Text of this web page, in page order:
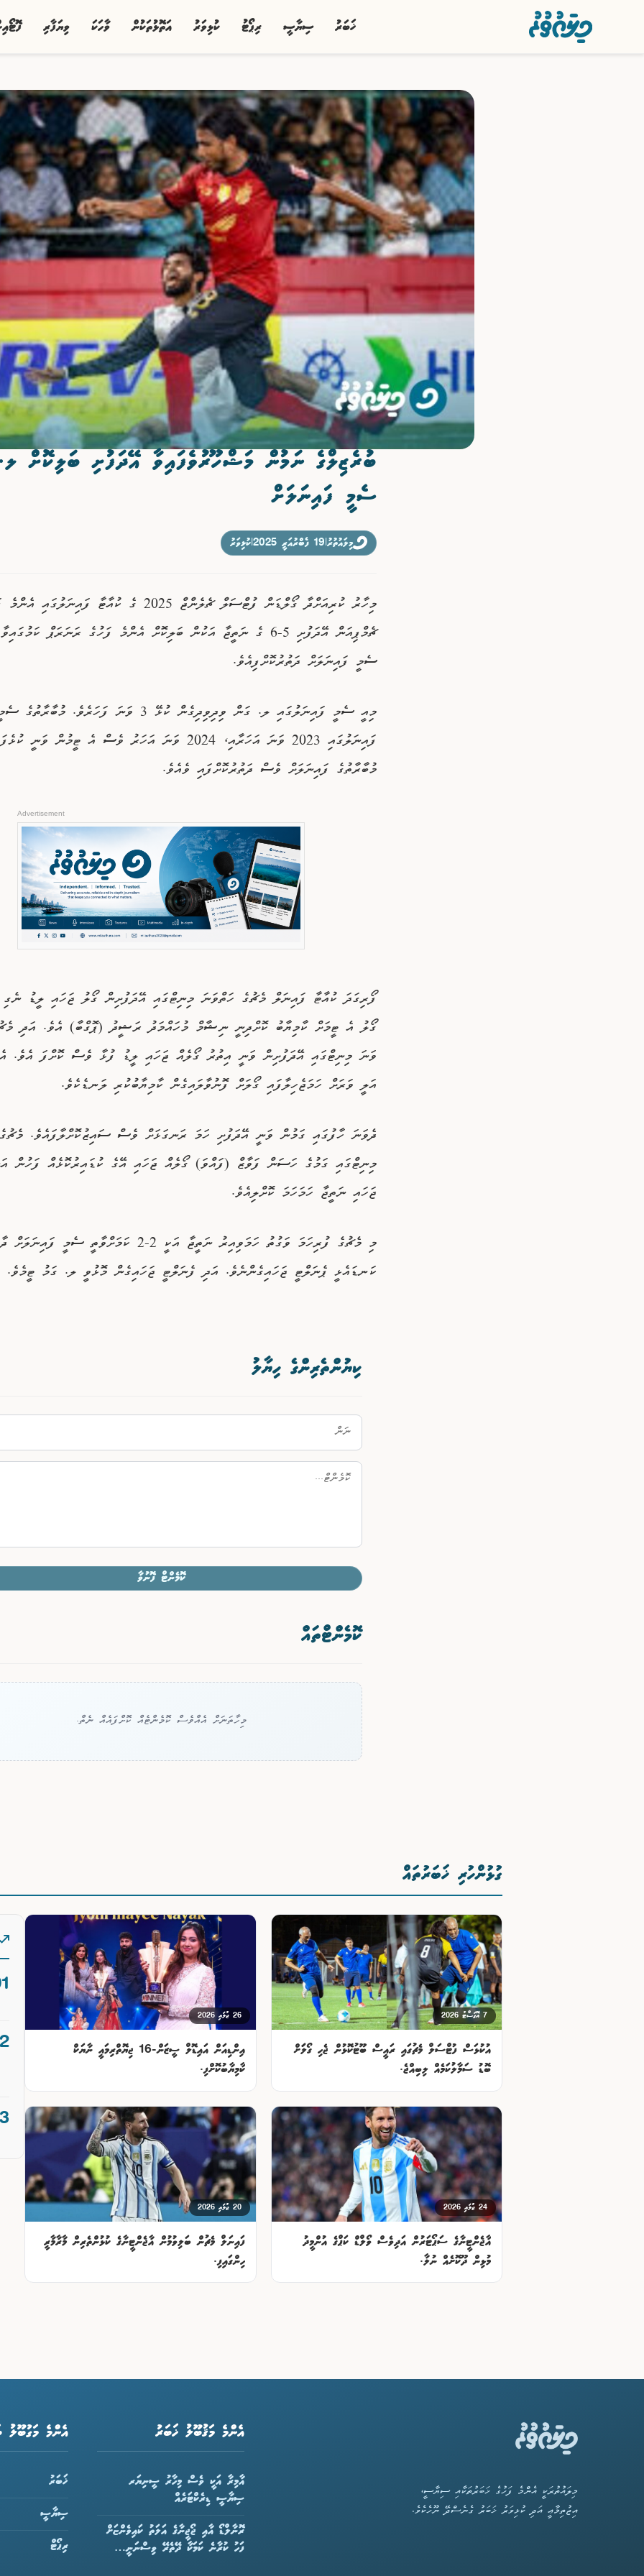
ޚަބަރު ސިޔާސީ ރިޕޯޓު ކުޅިވަރު އަތޮޅުތަކުން ވާހަކަ ވިޔަފާރި
ބުރެޒިލްގެ ނަމުން މަޝްހޫރުވެފައިވާ އޭދަފުށި ބަލިކޮށް
ސެމީ ފައިނަލަށް
މިލައުތުރު 19 ފެބްރުއަރީ 2025 ކުޅިވަރު
މިހާރު ކުރިއަށްދާ ގޯލްޑަން ފުޓްސަލް ޗެލެންޖް 2025 ގެ ކުއާޓާ
ޗެމްޕިއަން އޭދަފުށި 5-6 ގެ ނަތީޖާ އަކުން ބަލިކޮށް އެންމެ ފަހުގެ ރަނަރަޕް
ސެމީ ފައިނަލަށް ދަތުރުކޮށްފިއެވެ.
މިއީ ސެމީ ފައިނަލުގައި ލ. ގަން ވިދިވިދިގެން ކުޅޭ 3 ވަނަ ފަހަރެވެ. މުބާރާތުގެ
ފައިނަލުގައި 2023 ވަނަ އަހަރާއި، 2024 ވަނަ އަހަރު ވެސް އެ ޓީމުން
މުބާރާތުގެ ފައިނަލަށް ވެސް ދަތުރުކޮށްފައި ވެއެވެ.
Advertisement
ފޯރިގަދަ ކުއާޓާ ފައިނަލް މެޗުގެ ހަތްވަނަ މިނިޓްގައި އޭދަފުށިން ގޯލު ޖަހައި ލީޑު
ވަނަ މިނިޓްގައި އޭދަފުށިން ވަނީ އިތުރު ގޯލެއް ޖަހައި ލީޑު ފުޅާ ވެސް ކޮށްފަ އެވެ.
އަލީ ވަރަށް ހަމަޖެހިލާފައި ގޯލަށް ފޮނުވާލައިގެން ކާމިޔާބުކުރި ލަނޑެކެވެ.
މިނިޓްގައި ގަމުގެ ހަސަން ފަވާޒް (ފައްވަ) ގޯލެއް ޖަހައި އޭގެ ކުޑައިރުކޮޅެއް ފަހުން
ޖަހައި ނަތީޖާ ހަމަހަމަ ކޮށްލިއެވެ.
މި މެޗުގެ ފުރިހަމަ ވަގުތު ހަމަވިއިރު ނަތީޖާ އަކީ 2-2 ކަމަށްވާތީ ސެމީ
ކަނޑައެޅީ ޕެނަލްޓީ ޖަހައިގެންނެވެ. އަދި ފެނަލްޓީ ޖަހައިގެން މޮޅުވީ ލ. ގަމު ޓީމެވެ.
ކިޔުންތެރިންގެ ހިޔާލު
ކޮމެންޓް ފޮނުވާ
ކޮމެންޓްތައް
މިހާތަނަށް އެއްވެސް ކޮމެންޓެއް ކޮށްފައެއް ނެތް.
ގުޅުންހުރި ޚަބަރުތައް
7 އޮގަސްޓު 2026
އުކުޅަސް ފުޓްސަލް މެޗުގައި ރައީސް ބޫޓުކޮޅުން ޖެހި ގޯލަަށް
ބޮޑު ސަމާލުކަމެއް ލިބިއްޖެ.
26 ޖުލައި 2026
އިންޑިއަން އައިޑޮލް ސީޒަން-16 ޖިޔޮތްރިމައީ ނާޔަކް
ކާމިޔާބުކޮށްފި.
24 ޖުލައި 2026
އާޖެންޓީނާގެ ސަޕޯޓަރުން އަދިވެސް ވޯލްޑް ކަޕްގެ އުންމީދު
މުޅިން ދޫކޮށެއް ނުލާ.
20 ޖުލައި 2026
ފައިނަލް މެޗުން ބަލިވުމުން އާޖެންޓީނާގެ ކުޅުންތެރިން މާރާމާރީ
ހިންގައިފި.
މިލައުތުރަކީ އެންމެ ފަހުގެ ޚަބަރުތަކާއި ސިޔާސީ،
އިޖުތިމާޢީ އަދި ކުޅިވަރު ޚަބަރު ގެނެސްދޭ ނޫހެކެވެ.
އެންމެ މަޤުބޫލު ޚަބަރު
އާމިރާ އަކީ ވެސް މިހާރު ސީނިޔަރ
ސިޔާސީ ޑިރެކްޓަރެއް
ރޮނާލްޑޯ އާއި ޖޯޖީނާގެ އަލަތު ކައިވެންޏަށް
ފަހު ކުރާނެ ކަމަކާ ދޭތެރޭ ވިސްނަނީ…
އެންމެ މަގުބޫލު
ޚަބަރު
ސިޔާސީ
ރިޕޯޓް